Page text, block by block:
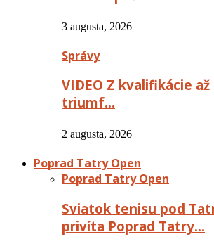
3 augusta, 2026
Správy
VIDEO Z kvalifikácie
triumf…
2 augusta, 2026
Poprad Tatry Open
Poprad Tatry Open
Sviatok tenisu pod
privíta Poprad Tatry…